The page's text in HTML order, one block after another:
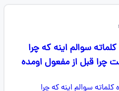
سوالم اینه که چرا